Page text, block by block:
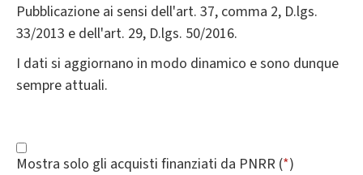
Pubblicazione ai sensi dell'art. 37, comma 2, D.lgs.
33/2013 e dell'art. 29, D.lgs. 50/2016.
I dati si aggiornano in modo dinamico e sono dunque
sempre attuali.
Mostra solo gli acquisti finanziati da PNRR (*)